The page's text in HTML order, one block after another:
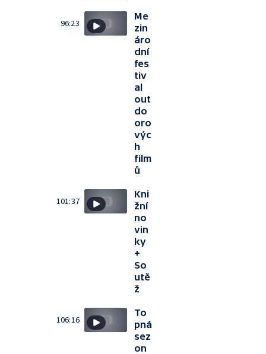
96:23
Me
zin
áro
dní
fes
tiv
al
out
do
oro
výc
h
film
ů
101:37
Kni
žní
no
vin
ky
+
So
utě
ž
106:16
To
pná
sez
on